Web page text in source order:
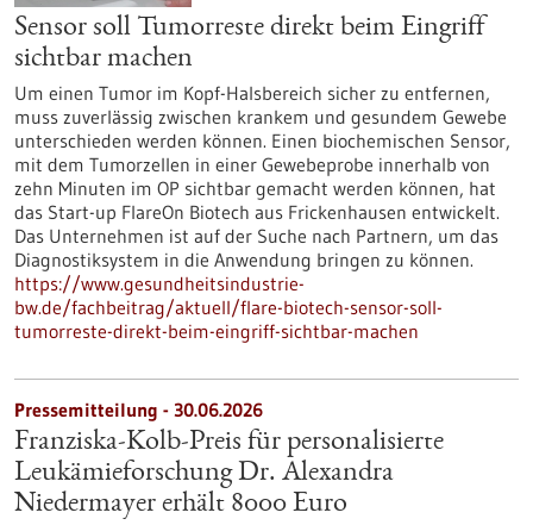
Sensor soll Tumorreste direkt beim Eingriff
sichtbar machen
Um einen Tumor im Kopf-Halsbereich sicher zu entfernen,
muss zuverlässig zwischen krankem und gesundem Gewebe
unterschieden werden können. Einen biochemischen Sensor,
mit dem Tumorzellen in einer Gewebeprobe innerhalb von
zehn Minuten im OP sichtbar gemacht werden können, hat
das Start-up FlareOn Biotech aus Frickenhausen entwickelt.
Das Unternehmen ist auf der Suche nach Partnern, um das
Diagnostiksystem in die Anwendung bringen zu können.
https://www.gesundheitsindustrie-
bw.de/fachbeitrag/aktuell/flare-biotech-sensor-soll-
tumorreste-direkt-beim-eingriff-sichtbar-machen
Pressemitteilung - 30.06.2026
Franziska-Kolb-Preis für personalisierte
Leukämieforschung Dr. Alexandra
Niedermayer erhält 8000 Euro